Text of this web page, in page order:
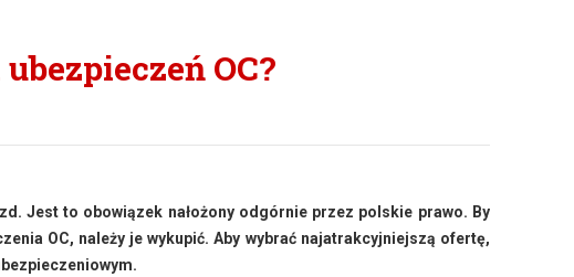
OC?
Jest to obowiązek nałożony odgórnie przez polskie prawo. By
OC, należy je wykupić. Aby wybrać najatrakcyjniejszą ofertę,